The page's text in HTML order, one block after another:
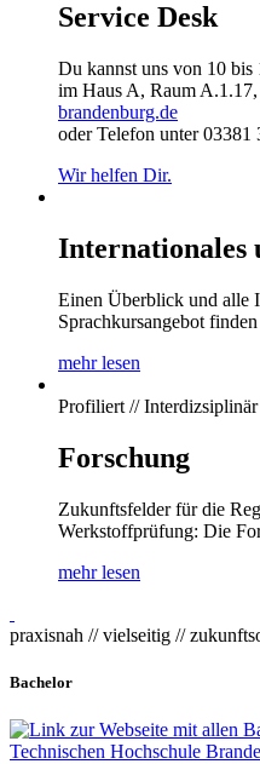
Service Desk
Du kannst uns von 10 bis
im Haus A, Raum
brandenburg.de
oder Telefon unter 03381
Wir helfen Dir.
Internationales
Einen Überblick und alle
Sprachkursangebot
mehr lesen
Profiliert // Interdizsiplinär
Forschung
Zukunftsfelder für die
Werkstoffprüfung: Die
mehr lesen
praxisnah // vielseitig //
Bachelor